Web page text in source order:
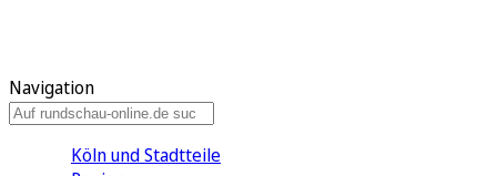
Navigation
Köln und Stadtteile